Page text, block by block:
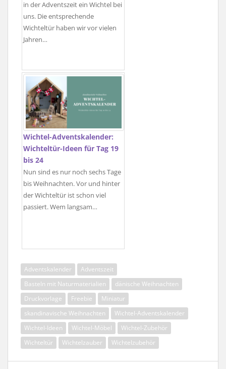
in der Adventszeit ein Wichtel bei
uns. Die entsprechende
Wichteltür haben wir vor vielen
Jahren…
Wichtel-Adventskalender:
Wichteltür-Ideen für Tag 19
bis 24
Nun sind es nur noch sechs Tage
bis Weihnachten. Vor und hinter
der Wichteltür ist schon viel
passiert. Wem langsam…
Adventskalender
Adventszeit
Basteln mit Naturmaterialien
dänische Weihnachten
Druckvorlage
Freebie
Miniatur
skandinavische Weihnachten
Wichtel-Adventskalender
Wichtel-Ideen
Wichtel-Möbel
Wichtel-Zubehör
Wichteltür
Wichtelzauber Wichtelzubehör